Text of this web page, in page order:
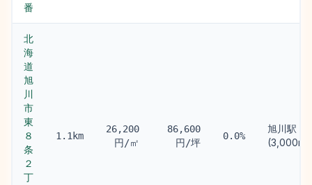
番
北
海
道
旭
川
市
東
８
条
２
丁
1.1km
26,200
円/㎡
86,600
円/坪
0.0%
旭川駅
(3,000m)